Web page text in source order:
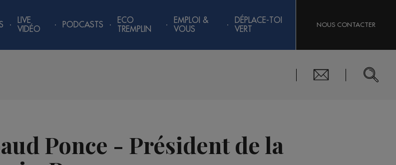
LIVE
VIDÉO
PODCASTS
ECO
TREMPLIN
EMPLOI &
VOUS
DÉPLACE-TOI
VERT
NOUS CONTACTER
Ponce - Président de la